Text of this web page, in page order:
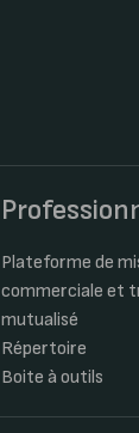
Plateforme de
commerciale et
mutualisé
Répertoire
Boite à outils